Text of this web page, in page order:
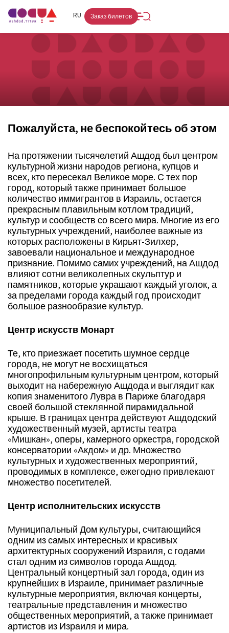
RU
HE
Заказ билетов
Пожалуйста, не беспокойтесь об этом
На протяжении тысячелетий Ашдод был центром
культурной жизни народов региона, купцов и
всех, кто пересекал Великое море. С тех пор
город, который также принимает большое
количество иммигрантов в Израиль, остается
прекрасным плавильным котлом традиций,
культур и сообществ со всего мира. Многие из его
культурных учреждений, наиболее важные из
которых расположены в Кирьят-Зилхер,
завоевали национальное и международное
признание. Помимо самих учреждений, на Ашдод
влияют сотни великолепных скульптур и
памятников, которые украшают каждый уголок, а
за пределами города каждый год происходит
большое разнообразие культур.
Центр искусств Монарт
Те, кто приезжает посетить шумное сердце
города, не могут не восхищаться
многопрофильным культурным центром, который
выходит на набережную Ашдода и выглядит как
копия знаменитого Лувра в Париже благодаря
своей большой стеклянной пирамидальной
крыше. В границах центра действуют Ашдодский
художественный музей, артисты театра
«Мишкан», оперы, камерного оркестра, городской
консерватории «Акдом» и др. Множество
культурных и художественных мероприятий,
проводимых в комплексе, ежегодно привлекают
множество посетителей.
Центр исполнительских искусств
Муниципальный Дом культуры, считающийся
одним из самых интересных и красивых
архитектурных сооружений Израиля, с годами
стал одним из символов города Ашдод.
Центральный концертный зал города, один из
крупнейших в Израиле, принимает различные
культурные мероприятия, включая концерты,
театральные представления и множество
общественных мероприятий, а также принимает
артистов из Израиля и мира.